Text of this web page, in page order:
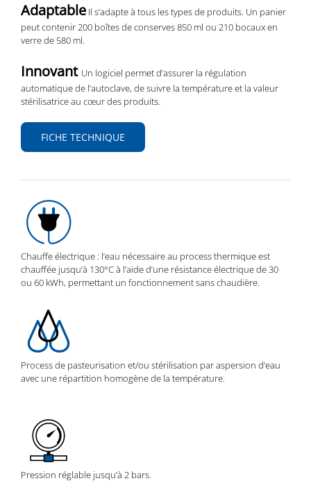
AdaptableIl s’adapte à tous les types de produits. Un panier
peut contenir 200 boîtes deconserves 850 ml ou 210 bocaux en
verrede 580 ml.
Innovant Un logiciel permet d’assurer la régulation
automatique de l’autoclave, de suivre la température et la valeur
stérilisatrice au cœurdes produits.
FICHE TECHNIQUE
Chauffe électrique : l’eau nécessaire au process thermique est
chauffée jusqu’à 130°C à l’aide d’une résistance électrique de 30
ou 60 kWh, permettant un fonctionnement sans chaudière.
Process de pasteurisation et/ou stérilisation par aspersion d’eau
avec une répartition homogène de la température.
Pression réglable jusqu’à 2 bars.